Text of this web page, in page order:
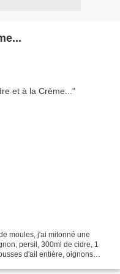
moules, j'ai mitonné une
persil, 300ml de cidre, 1
d'ail entière, oignons